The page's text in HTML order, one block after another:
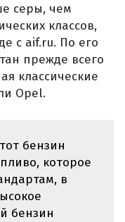
серы, чем
классов,
с aif.ru. По его
прежде всего
классические
Opel.
бензин
которое
в
бензин